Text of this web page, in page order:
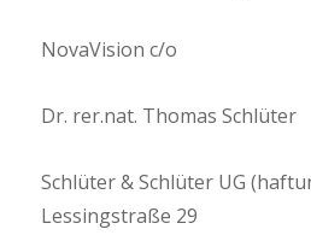
NovaVision c/o
Dr. rer.nat. Thomas Schlüter
Schlüter & Schlüter UG
Lessingstraße 29